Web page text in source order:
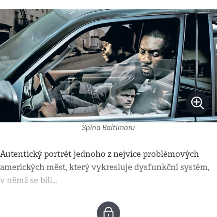
Špína Baltimoru
Autentický portrét jednoho z nejvíce problémových
amerických měst, který vykresluje dysfunkční systém,
v němž se bílí…